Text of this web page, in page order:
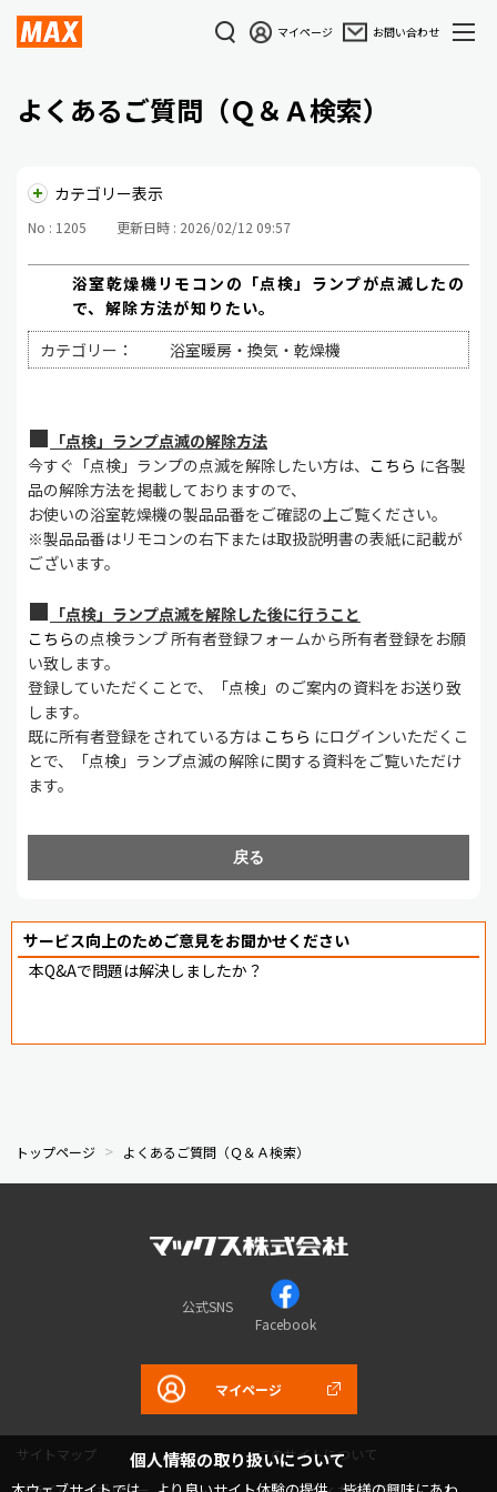
マイページ お問い合わせ
よくあるご質問（Ｑ＆Ａ検索）
個人情報の取り扱いについて
カテゴリー表示
No : 1205 更新日時 : 2026/02/12 09:57
浴室乾燥機リモコンの「点検」ランプが点滅したの
で、解除方法が知りたい。
カテゴリー：
浴室暖房・換気・乾燥機
■ 「点検」ランプ点滅の解除方法
今すぐ「点検」ランプの点滅を解除したい方は、 こちら に各製
品の解除方法を掲載しておりますので、
お使いの浴室乾燥機の製品品番をご確認の上ご覧ください。
※製品品番はリモコンの右下または取扱説明書の表紙に記載が
ございます。
■ 「点検」ランプ点滅を解除した後に行うこと
こちらの点検ランプ 所有者登録フォームから所有者登録をお願
い致します。
登録していただくことで、「点検」のご案内の資料をお送り致
します。
既に所有者登録をされている方は こちら にログインいただくこ
とで、「点検」ランプ点滅の解除に関する資料をご覧いただけ
ます。
戻る
サービス向上のためご意見をお聞かせください
本Q&Aで問題は解決しましたか？
トップページ よくあるご質問（Ｑ＆Ａ検索）
公式SNS
Facebook
マイページ
サイトマップ
このサイトについて